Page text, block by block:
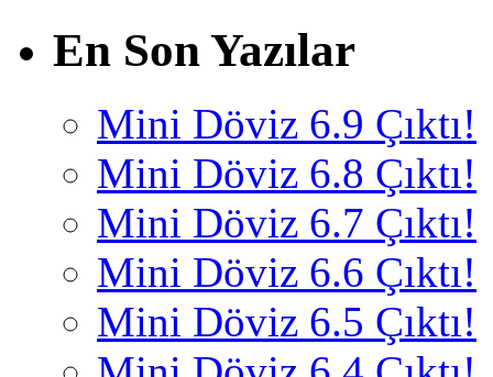
En Son Yazılar
Mini Döviz 6.9 Çıktı!
Mini Döviz 6.8 Çıktı!
Mini Döviz 6.7 Çıktı!
Mini Döviz 6.6 Çıktı!
Mini Döviz 6.5 Çıktı!